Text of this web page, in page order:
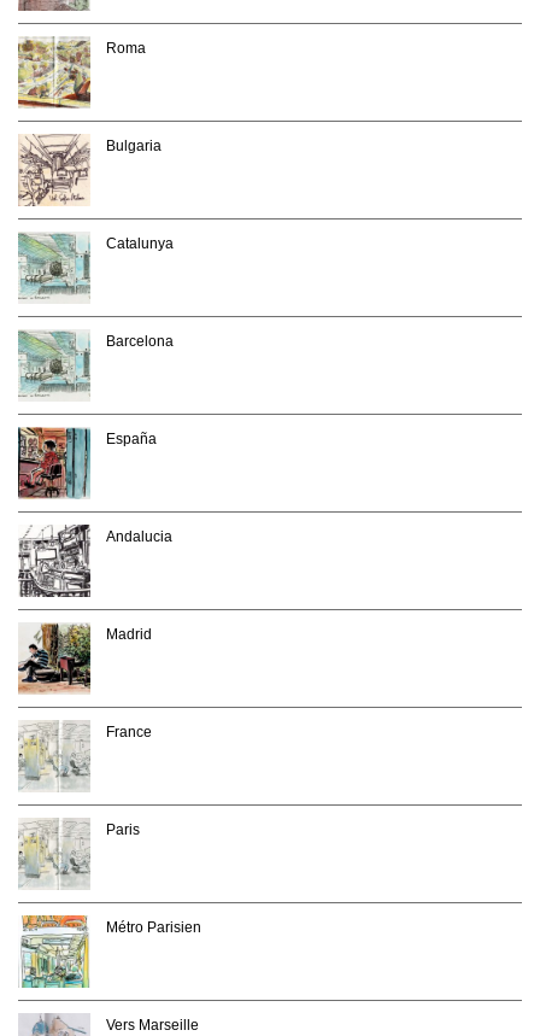
Roma
Bulgaria
Catalunya
Barcelona
España
Andalucia
Madrid
France
Paris
Métro Parisien
Vers Marseille